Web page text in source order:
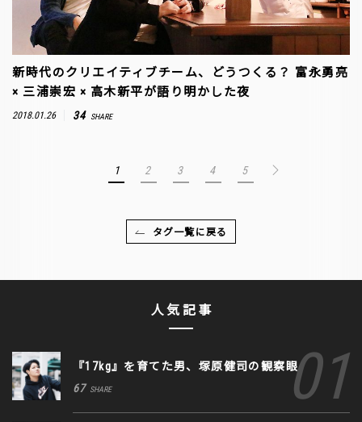
新時代のクリエイティブチーム、どうつくる？ 富永勇亮
× 三浦崇宏 × 高木新平が語り明かした夜
2018.01.26 34 SHARE
1 2 3 4 5
タグ一覧に戻る
人気記事
『17kg』を育てた男、塚原健司の観察眼
67 SHARE